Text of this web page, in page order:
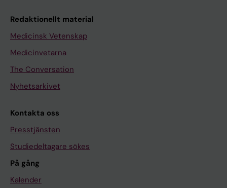
Redaktionellt material
Medicinsk Vetenskap
Medicinvetarna
The Conversation
Nyhetsarkivet
Kontakta oss
Presstjänsten
Studiedeltagare sökes
På gång
Kalender